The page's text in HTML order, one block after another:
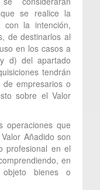
se realice la
con la intención,
de destinarlos al
en los casos a
d) del apartado
tendrán
empresarios o
sobre el Valor
operaciones que
Añadido son
profesional en el
en
bienes o